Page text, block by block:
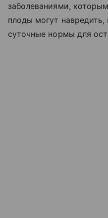
заболеваниями,
плоды могут навредить,
суточные нормы для